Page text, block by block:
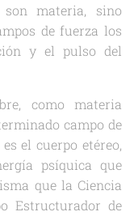
materia, sino
de fuerza los
y el pulso del
como materia
campo de
el cuerpo etéreo,
psíquica que
que la Ciencia
Estructurador de